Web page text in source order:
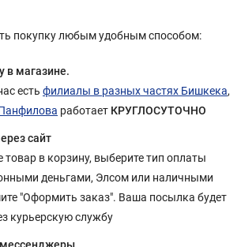
покупку любым удобным способом:
в магазине.
есть филиалы в разных частях Бишкека,
работает КРУГЛОСУТОЧНО
сайт
товар в корзину, выберите тип оплаты
деньгами, Элсом или наличными
"Оформить заказ". Ваша посылка будет
курьерскую службу